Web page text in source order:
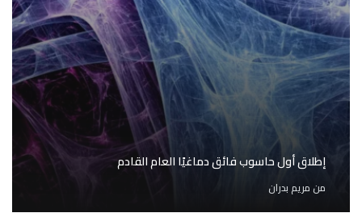
إطلاق أول حاسوب فائق دماغيًا العام القادم
من مريم بدران